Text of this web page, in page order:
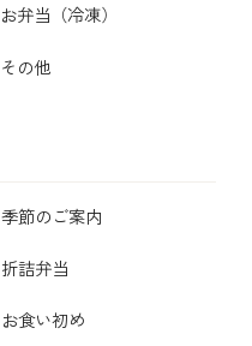
お弁当（冷凍）
その他
季節のご案内
折詰弁当
お食い初め